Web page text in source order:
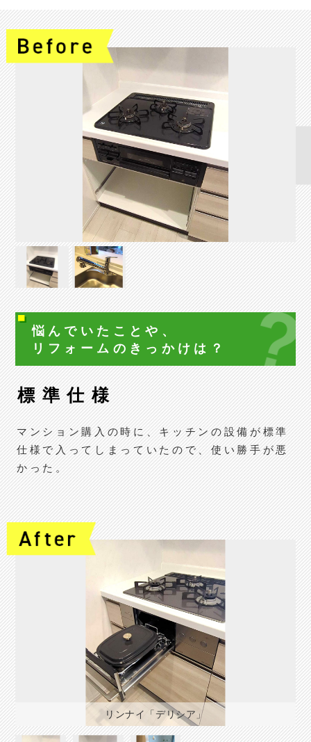
悩んでいたことや、
リフォームの きっかけは？
標準仕様
マンション購入の時に、キッチンの設備が標準
仕様で入ってしまっていたので、使い勝手が悪
かった。
リンナイ「デリシア」